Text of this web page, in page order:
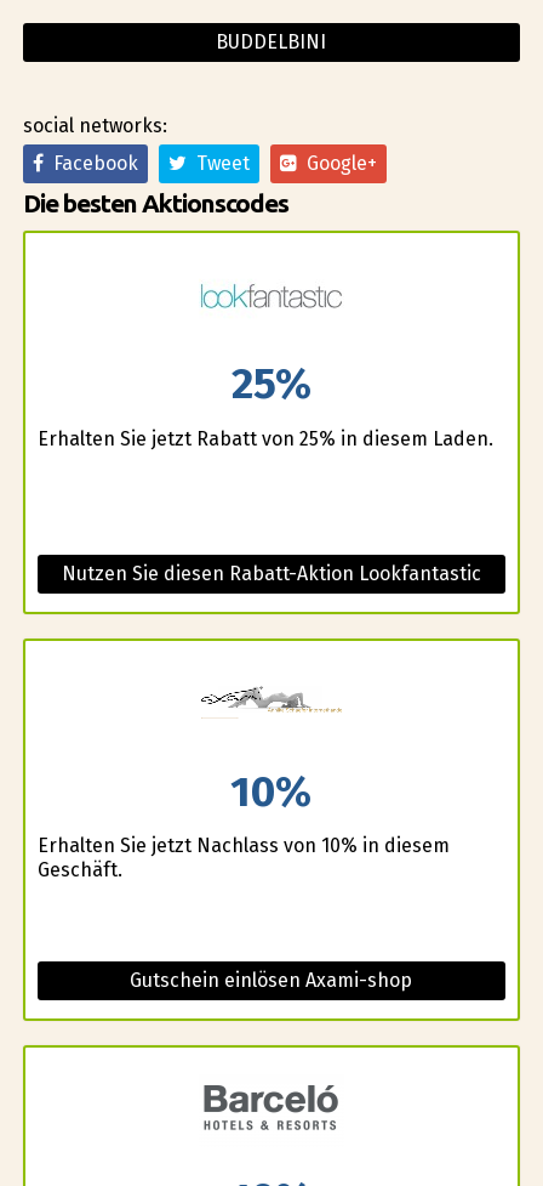
BUDDELBINI
social networks:
Facebook
Tweet Google+
Die besten Aktionscodes
25%
Erhalten Sie jetzt Rabatt von 25% in diesem Laden.
Nutzen Sie diesen Rabatt-Aktion Lookfantastic
10%
Erhalten Sie jetzt Nachlass von 10% in diesem
Geschäft.
Gutschein einlösen Axami-shop